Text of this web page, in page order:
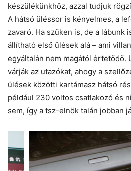
készülékünkhöz, azzal tudjuk
A hátsó üléssor is kényelmes, a
zavaró. Ha szűken is, de a lábunk
állítható első ülések alá – ami
egyáltalán nem magától értetődő.
várják az utazókat, ahogy a
ülések közötti kartámasz hátsó
például 230 voltos csatlakozó és
sem, így a tsz-elnök talán jobban